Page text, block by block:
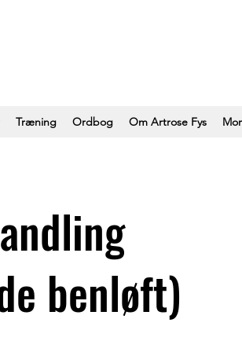
Træning Ordbog Om Artrose Fys
benløft)